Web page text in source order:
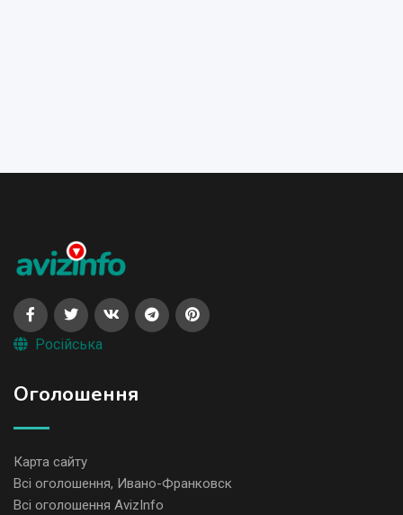
Російська
Оголошення
Карта сайту
Всі оголошення, Ивано-Франковск
Всі оголошення AvizInfo